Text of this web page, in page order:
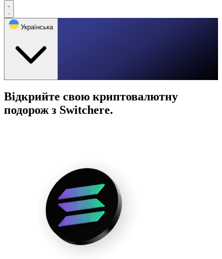
Українська
Відкрийте свою криптовалютну
подорож з Switchere.